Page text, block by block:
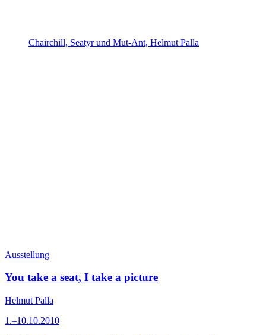
Chairchill, Seatyr und Mut-Ant, Helmut Palla
Ausstellung
You take a seat, I take a picture
Helmut Palla
1.–10.10.2010